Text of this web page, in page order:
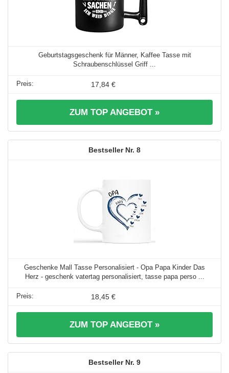
Geburtstagsgeschenk für Männer, Kaffee Tasse mit
Schraubenschlüssel Griff ...
17,84 €
ZUM TOP ANGEBOT »
8
Geschenke Mall Tasse Personalisiert - Opa Papa Kinder Das
Herz - geschenk vatertag personalisiert, tasse papa perso ...
18,45 €
ZUM TOP ANGEBOT »
9